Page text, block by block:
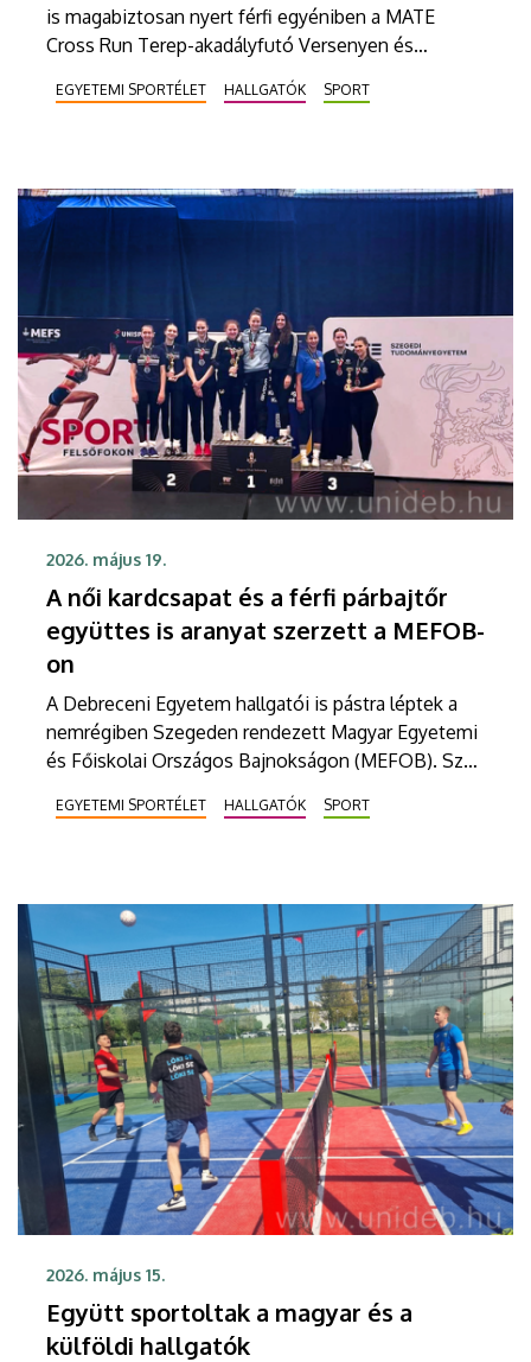
is magabiztosan nyert férfi egyéniben a MATE
Cross Run Terep-akadályfutó Versenyen és
Egyetemi Bajnokságon. A kaposvári viadalon majd’
ötszázan indultak, intézményünkből harmincan
EGYETEMI SPORTÉLET HALLGATÓK SPORT
2026. május 19.
A női kardcsapat és a férfi párbajtőr
együttes is aranyat szerzett a MEFOB-
on
A Debreceni Egyetem hallgatói is pástra léptek a
nemrégiben Szegeden rendezett Magyar Egyetemi
és Főiskolai Országos Bajnokságon (MEFOB). Szép
teljesítményüknek köszönhetően az összesített
EGYETEMI SPORTÉLET HALLGATÓK SPORT
2026. május 15.
Együtt sportoltak a magyar és a
külföldi hallgatók